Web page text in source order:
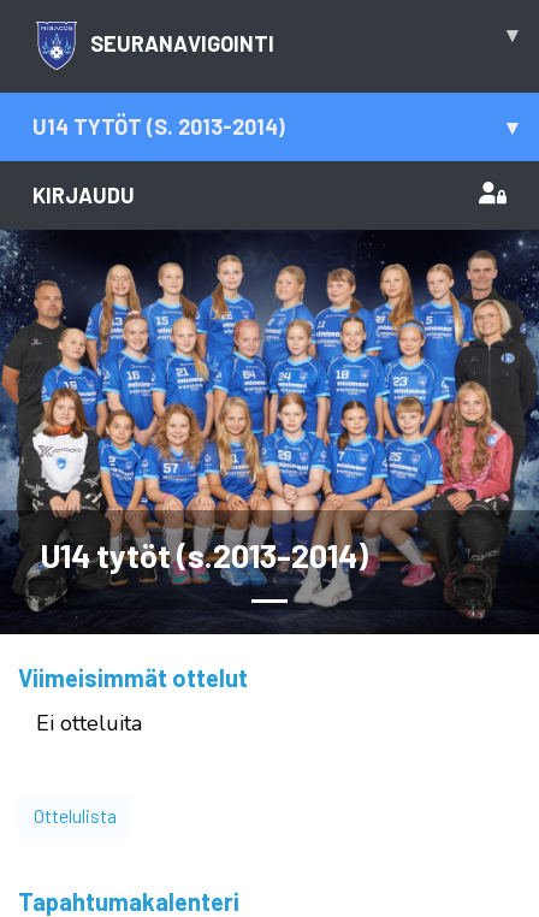
SEURANAVIGOINTI ▾
U14 TYTÖT (S. 2013-2014) ▾
KIRJAUDU
U14 tytöt (s.2013-2014)
Previous
Viimeisimmät ottelut
Ei otteluita
Ottelulista
Tapahtumakalenteri